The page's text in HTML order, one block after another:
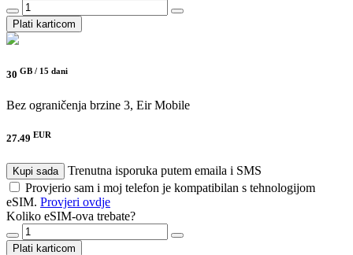
Plati karticom
30 GB / 15 dani
Bez ograničenja brzine 3, Eir Mobile
27.49 EUR
Kupi sada
Trenutna isporuka putem emaila i SMS
Provjerio sam i moj telefon je kompatibilan s tehnologijom
eSIM. Provjeri ovdje
Koliko eSIM-ova trebate?
Plati karticom